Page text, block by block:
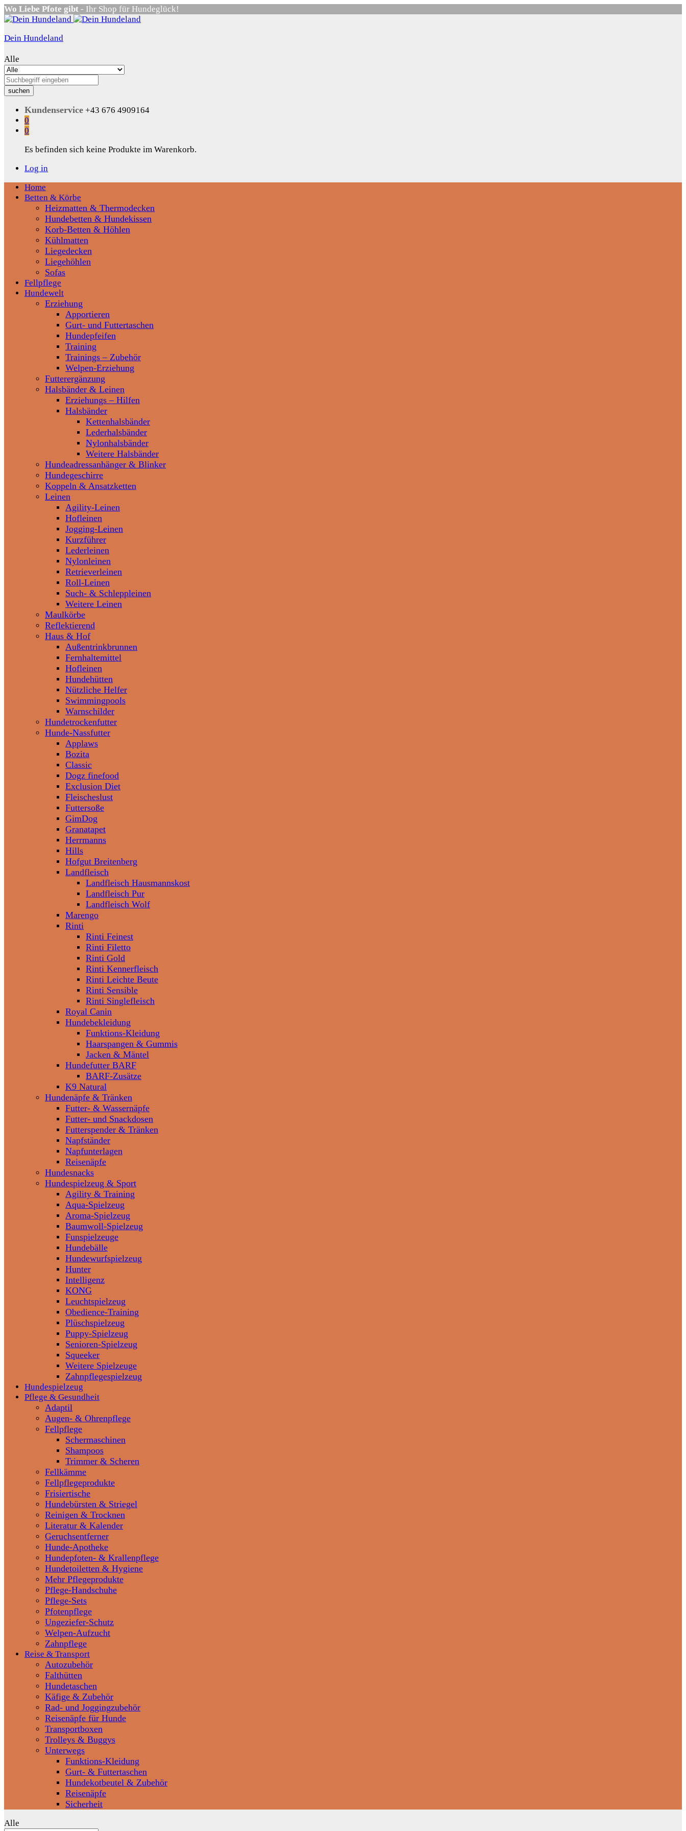
Wo Liebe Pfote gibt - Ihr Shop für Hundeglück!
Dein Hundeland
Alle
suchen
Kundenservice +43 676 4909164
0
0
Es befinden sich keine Produkte im Warenkorb.
Log in
Home
Betten & Körbe
Heizmatten & Thermodecken
Hundebetten & Hundekissen
Korb-Betten & Höhlen
Kühlmatten
Liegedecken
Liegehöhlen
Sofas
Fellpflege
Hundewelt
Erziehung
Apportieren
Gurt- und Futtertaschen
Hundepfeifen
Training
Trainings – Zubehör
Welpen-Erziehung
Futterergänzung
Halsbänder & Leinen
Erziehungs – Hilfen
Halsbänder
Kettenhalsbänder
Lederhalsbänder
Nylonhalsbänder
Weitere Halsbänder
Hundeadressanhänger & Blinker
Hundegeschirre
Koppeln & Ansatzketten
Leinen
Agility-Leinen
Hofleinen
Jogging-Leinen
Kurzführer
Lederleinen
Nylonleinen
Retrieverleinen
Roll-Leinen
Such- & Schleppleinen
Weitere Leinen
Maulkörbe
Reflektierend
Haus & Hof
Außentrinkbrunnen
Fernhaltemittel
Hofleinen
Hundehütten
Nützliche Helfer
Swimmingpools
Warnschilder
Hundetrockenfutter
Hunde-Nassfutter
Applaws
Bozita
Classic
Dogz finefood
Exclusion Diet
Fleischeslust
Futtersoße
GimDog
Granatapet
Herrmanns
Hills
Hofgut Breitenberg
Landfleisch
Landfleisch Hausmannskost
Landfleisch Pur
Landfleisch Wolf
Marengo
Rinti
Rinti Feinest
Rinti Filetto
Rinti Gold
Rinti Kennerfleisch
Rinti Leichte Beute
Rinti Sensible
Rinti Singlefleisch
Royal Canin
Hundebekleidung
Funktions-Kleidung
Haarspangen & Gummis
Jacken & Mäntel
Hundefutter BARF
BARF-Zusätze
K9 Natural
Hundenäpfe & Tränken
Futter- & Wassernäpfe
Futter- und Snackdosen
Futterspender & Tränken
Napfständer
Napfunterlagen
Reisenäpfe
Hundesnacks
Hundespielzeug & Sport
Agility & Training
Aqua-Spielzeug
Aroma-Spielzeug
Baumwoll-Spielzeug
Funspielzeuge
Hundebälle
Hundewurfspielzeug
Hunter
Intelligenz
KONG
Leuchtspielzeug
Obedience-Training
Plüschspielzeug
Puppy-Spielzeug
Senioren-Spielzeug
Squeeker
Weitere Spielzeuge
Zahnpflegespielzeug
Hundespielzeug
Pflege & Gesundheit
Adaptil
Augen- & Ohrenpflege
Fellpflege
Schermaschinen
Shampoos
Trimmer & Scheren
Fellkämme
Fellpflegeprodukte
Frisiertische
Hundebürsten & Striegel
Reinigen & Trocknen
Literatur & Kalender
Geruchsentferner
Hunde-Apotheke
Hundepfoten- & Krallenpflege
Hundetoiletten & Hygiene
Mehr Pflegeprodukte
Pflege-Handschuhe
Pflege-Sets
Pfotenpflege
Ungeziefer-Schutz
Welpen-Aufzucht
Zahnpflege
Reise & Transport
Autozubehör
Falthütten
Hundetaschen
Käfige & Zubehör
Rad- und Joggingzubehör
Reisenäpfe für Hunde
Transportboxen
Trolleys & Buggys
Unterwegs
Funktions-Kleidung
Gurt- & Futtertaschen
Hundekotbeutel & Zubehör
Reisenäpfe
Sicherheit
Alle